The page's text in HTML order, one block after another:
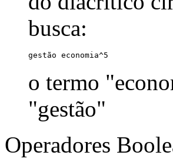
busca:
gestão economia^5
o termo
"gestão"
Operadores